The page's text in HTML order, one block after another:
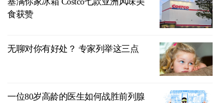
食获赞
无聊对你有好处？ 专家列举这三点
一位80岁高龄的医生如何战胜前列腺